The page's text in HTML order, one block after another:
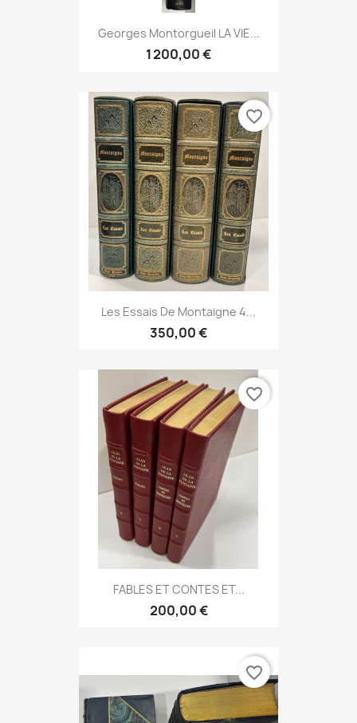
Georges Montorgueil LA VIE...
1 200,00 €
Les Essais De Montaigne 4...
350,00 €
favorite_border
FABLES ET CONTES ET...
200,00 €
favorite_border
favorite_border